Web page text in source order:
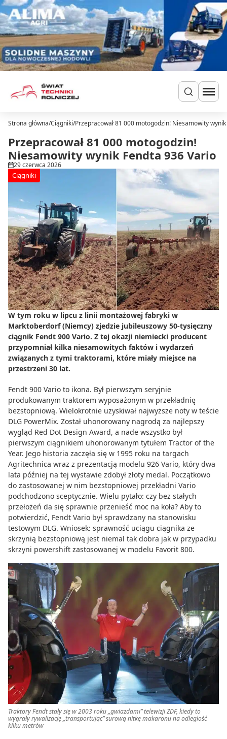
Przejdź do treści
Ciągniki
Ładowarki
Do zielonki
Dla hodowców
Uprawa
Siew i nawożenie
Ochrona i nawadnianie
Transport i przechowywanie
Do zbioru
Rolnictwo precyzyjne
Dealerzy
Ze świata techniki rolniczej
Szukaj
Strona główna/Ciągniki/Przepracował 81 000 motogodzin! Niesamowity
Przepracował 81 000 motogodzin!
Niesamowity wynik Fendta 936 Vario
29 czerwca 2026
Ciągniki
W tym roku w lipcu z linii montażowej fabryki w
Marktoberdorf (Niemcy) zjedzie jubileuszowy 50-tysięczny
ciągnik Fendt 900 Vario. Z tej okazji niemiecki producent
przypomniał kilka niesamowitych faktów i wydarzeń
związanych z tymi traktorami, które miały miejsce na
przestrzeni 30 lat.
Fendt 900 Vario to ikona. Był pierwszym seryjnie
produkowanym traktorem wyposażonym w przekładnię
bezstopniową. Wielokrotnie uzyskiwał najwyższe noty w teście
DLG PowerMix. Został uhonorowany nagrodą za najlepszy
wygląd Red Dot Design Award, a nade wszystko był
pierwszym ciągnikiem uhonorowanym tytułem Tractor of the
Year. Jego historia zaczęła się w 1995 roku na targach
Agritechnica wraz z prezentacją modelu 926 Vario, który dwa
lata później na tej wystawie zdobył złoty medal. Początkowo
do zastosowanej w nim bezstopniowej przekładni Vario
podchodzono sceptycznie. Wielu pytało: czy bez stałych
przełożeń da się sprawnie przenieść moc na koła? Aby to
potwierdzić, Fendt Vario był sprawdzany na stanowisku
testowym DLG. Wniosek: sprawność uciągu ciągnika ze
skrzynią bezstopniową jest niemal tak dobra jak w przypadku
skrzyni powershift zastosowanej w modelu Favorit 800.
Traktory Fendt stały się w 2003 roku „gwiazdami” telewizji ZDF, kiedy to
wygrały rywalizację „transportując” surową nitkę makaronu na odległość
kilku metrów